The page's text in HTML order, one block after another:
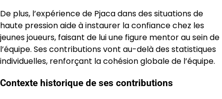
De plus, l’expérience de Pjaca dans des situations de
haute pression aide à instaurer la confiance chez les
jeunes joueurs, faisant de lui une figure mentor au sein de
l’équipe. Ses contributions vont au-delà des statistiques
individuelles, renforçant la cohésion globale de l’équipe.
Contexte historique de ses contributions